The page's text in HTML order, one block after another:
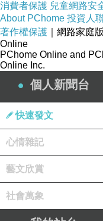
消費者保護 兒童網路安
About PChome 投資人
著作權保護 ｜網路家庭
Online
PChome Online and
Online Inc.
個人新聞台
快速發文
心情雜記
藝文欣賞
社會萬象